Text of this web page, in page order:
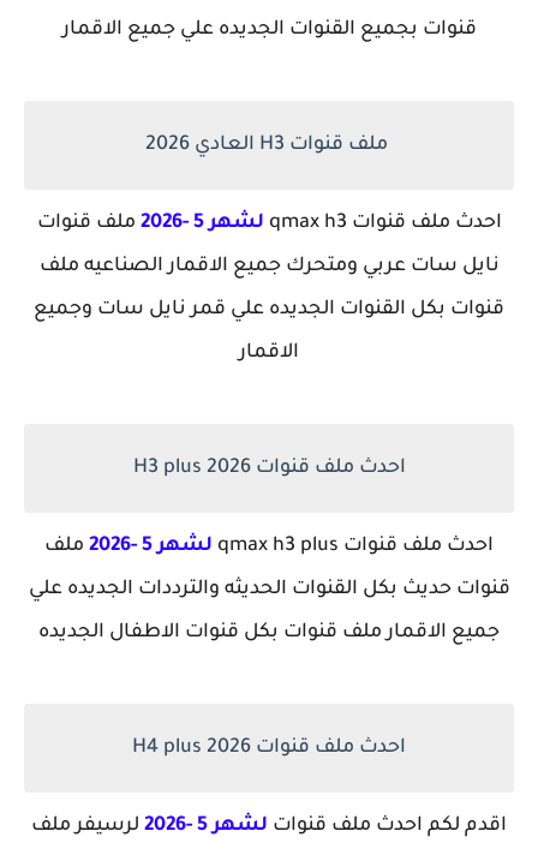
قنوات بجميع القنوات الجديده علي جميع الاقمار
ملف قنوات H3 العادي 2026
احدث ملف قنوات qmax h3 لشهر 5 -2026
ملف قنوات
نايل سات عربي ومتحرك جميع الاقمار الصناعيه ملف
قنوات بكل القنوات الجديده علي قمر نايل سات وجميع
الاقمار
احدث ملف قنوات H3 plus 2026
احدث ملف قنوات qmax h3 plus لشهر 5 -2026
ملف
قنوات حديث بكل القنوات الحديثه والترددات الجديده علي
جميع الاقمار ملف قنوات بكل قنوات الاطفال الجديده
احدث ملف قنوات H4 plus 2026
اقدم لكم احدث ملف قنوات لشهر 5 -2026 لرسيفرملف